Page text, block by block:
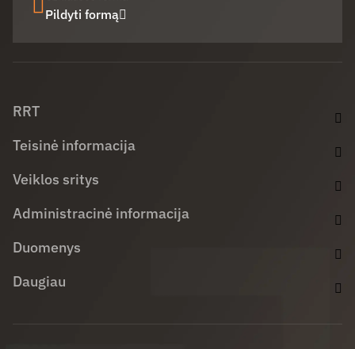
Pildyti formą
RRT
Teisinė informacija
Veiklos sritys
Administracinė informacija
Duomenys
Daugiau